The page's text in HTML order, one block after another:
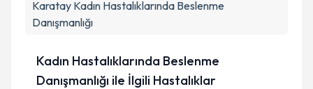
Karatay Kadın Hastalıklarında Beslenme
Danışmanlığı
Kadın Hastalıklarında Beslenme
Danışmanlığı ile İlgili Hastalıklar